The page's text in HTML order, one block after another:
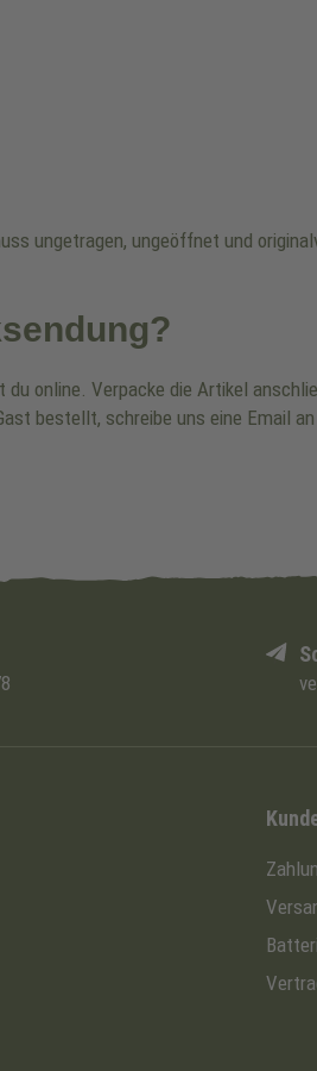
ungetragen, ungeöffnet und
online. Verpacke die Artikel
bestellt, schreibe uns eine Email